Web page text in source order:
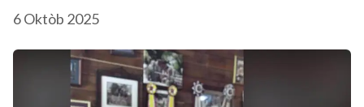
6 Oktòb 2025